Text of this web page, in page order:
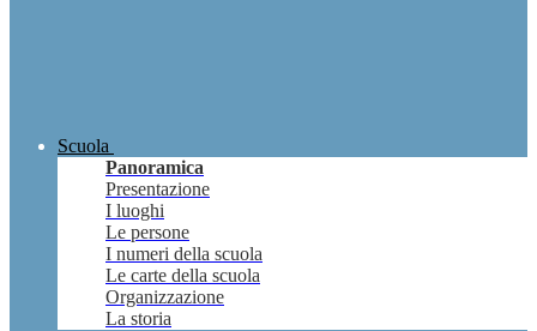
Scuola
Panoramica
Presentazione
I luoghi
Le persone
I numeri della scuola
Le carte della scuola
Organizzazione
La storia